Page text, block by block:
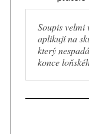
Soupis velmi
aplikují na
který
konce